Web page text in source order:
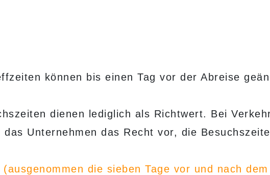
können bis einen Tag vor der Abreise
dienen lediglich als Richtwert. Bei
Unternehmen das Recht vor, die
(ausgenommen die sieben Tage vor und nach